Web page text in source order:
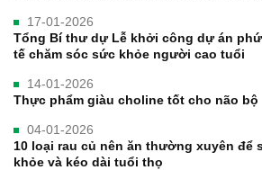
17-01-2026
Tổng Bí thư dự Lễ khởi công dự án
tế chăm sóc sức khỏe người cao tuổi
14-01-2026
Thực phẩm giàu choline tốt cho não bộ
04-01-2026
10 loại rau củ nên ăn thường xuyên để
khỏe và kéo dài tuổi thọ